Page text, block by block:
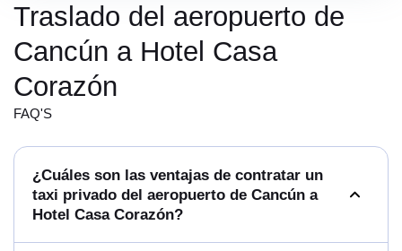
Traslado del aeropuerto de
Cancún a Hotel Casa
Corazón
FAQ'S
¿Cuáles son las ventajas de contratar un
taxi privado del aeropuerto de Cancún a
Hotel Casa Corazón?